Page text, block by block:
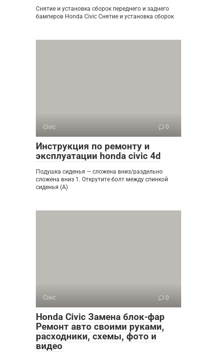
Снятие и установка сборок переднего и заднего
бамперов Honda Civic Снятие и установка сборок
Civic 0
Инструкция по ремонту и
эксплуатации honda civic 4d
Подушка сиденья — сложена вниз/раздельно
сложена вниз 1. Открутите болт между спинкой
сиденья (А)
Civic 0
Honda Civic Замена блок-фар
Ремонт авто своими руками,
расходники, схемы, фото и
видео